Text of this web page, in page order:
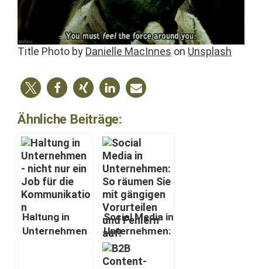
Title Pho­to by Danielle MacInnes on Unsplash
Ähnliche Beiträge:
Hal­tung in
Unternehmen
Social Media in
Unternehmen:
So räu­men Sie
mit gängi­gen